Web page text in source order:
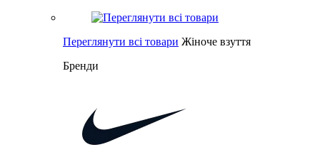
Переглянути всі товари Жіноче взуття
Бренди